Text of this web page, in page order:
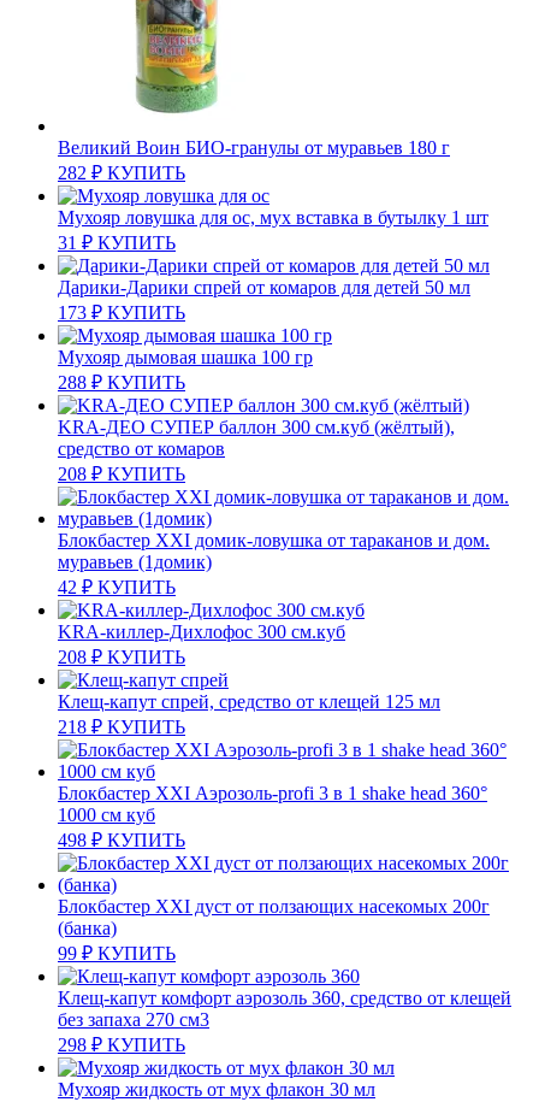
Великий Воин БИО-гранулы от муравьев 180 г
282 ₽ КУПИТЬ
Мухояр ловушка для ос, мух вставка в бутылку 1 шт
31 ₽ КУПИТЬ
Дарики-Дарики спрей от комаров для детей 50 мл
173 ₽ КУПИТЬ
Мухояр дымовая шашка 100 гр
288 ₽ КУПИТЬ
KRA-ДЕО СУПЕР баллон 300 см.куб (жёлтый),
средство от комаров
208 ₽ КУПИТЬ
Блокбастер XXI домик-ловушка от тараканов и дом.
муравьев (1домик)
42 ₽ КУПИТЬ
KRA-киллер-Дихлофос 300 см.куб
208 ₽ КУПИТЬ
Клещ-капут спрей, средство от клещей 125 мл
218 ₽ КУПИТЬ
Блокбастер XXI Аэрозоль-profi 3 в 1 shake head 360°
1000 см куб
498 ₽ КУПИТЬ
Блокбастер XXI дуст от ползающих насекомых 200г
(банка)
99 ₽ КУПИТЬ
Клещ-капут комфорт аэрозоль 360, средство от клещей
без запаха 270 см3
298 ₽ КУПИТЬ
Мухояр жидкость от мух флакон 30 мл